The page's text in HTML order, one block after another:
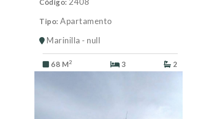
Código:
Tipo: Apartamento
Marinilla - null
68 M2 3 2